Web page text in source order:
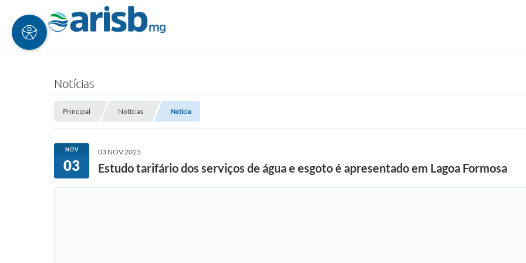
Notícias
Principal Notícias Notícia
NOV
03
03 NOV 2025
Estudo tarifário dos serviços de água e esgoto é apresentado em Lagoa Formosa